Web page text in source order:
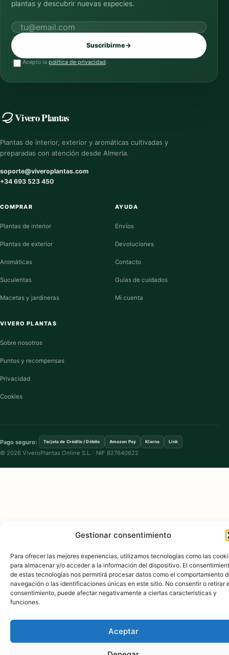
Gestionar consentimiento
Para ofrecer las mejores experiencias, utilizamos tecnologías como las
para almacenar y/o acceder a la información del dispositivo. El
de estas tecnologías nos permitirá procesar datos como el comportamiento
navegación o las identificaciones únicas en este sitio. No consentir o retirar
consentimiento, puede afectar negativamente a ciertas características y
funciones.
Aceptar
plantas y descubrir nuevas especies.
Correo electrónico
Suscribirme→
Acepto la política de privacidad.
Vivero Plantas
Plantas de interior, exterior y aromáticas cultivadas y
preparadas con atención desde Almería.
soporte@viveroplantas.com
+34 693 523 450
COMPRAR
Plantas de interior
Plantas de exterior
Aromáticas
Suculentas
Macetas y jardineras
AYUDA
Envíos
Devoluciones
Contacto
Guías de cuidados
Mi cuenta
VIVERO PLANTAS
Sobre nosotros
Puntos y recompensas
Privacidad
Cookies
Pago seguro: Tarjeta de Crédito / Débito Amazon Pay Klarna Link
© 2026 ViveroPlantas Online S.L. · NIF B27640622